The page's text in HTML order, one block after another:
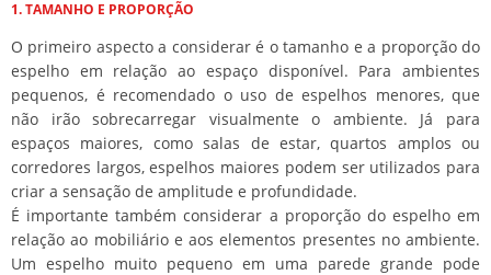
1. TAMANHO E PROPORÇÃO
O primeiro aspecto a considerar é o tamanho e a proporção do
espelho em relação ao espaço disponível. Para ambientes
pequenos, é recomendado o uso de espelhos menores, que
não irão sobrecarregar visualmente o ambiente. Já para
espaços maiores, como salas de estar, quartos amplos ou
corredores largos, espelhos maiores podem ser utilizados para
criar a sensação de amplitude e profundidade.
É importante também considerar a proporção do espelho em
relação ao mobiliário e aos elementos presentes no ambiente.
Um espelho muito pequeno em uma parede grande pode